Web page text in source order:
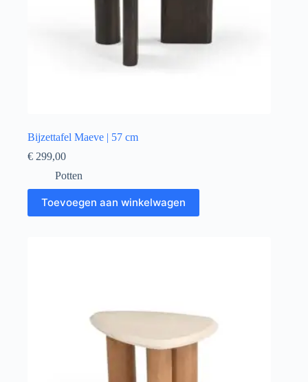
Bijzettafel Maeve | 57 cm
€ 299,00
Potten
Toevoegen aan winkelwagen